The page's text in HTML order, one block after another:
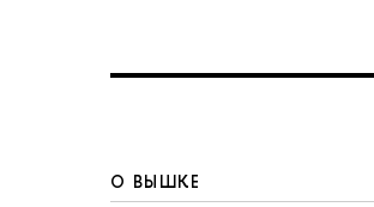
О ВЫШКЕ